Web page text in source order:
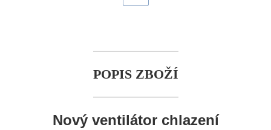
POPIS ZBOŽÍ
Nový ventilátor chlazení